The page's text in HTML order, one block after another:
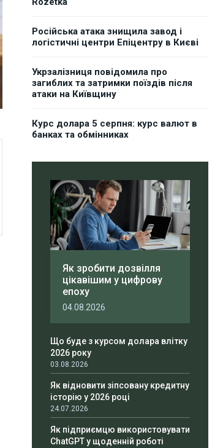
Російська атака знищила завод і
логістичні центри Епіцентру в Києві
Укрзалізниця повідомила про
загиблих та затримки поїздів після
атаки на Київщину
Курс долара 5 серпня: курс валют в
банках та обмінниках
Як зробити дозвілля
цікавішим у цифрову
епоху
04.08.2026
Що буде з курсом долара влітку
2026 року
03.08.2026
Як відновити зіпсовану кредитну
історію у 2026 році
24.07.2026
Як підприємцю використовувати
ChatGPT у щоденній роботі